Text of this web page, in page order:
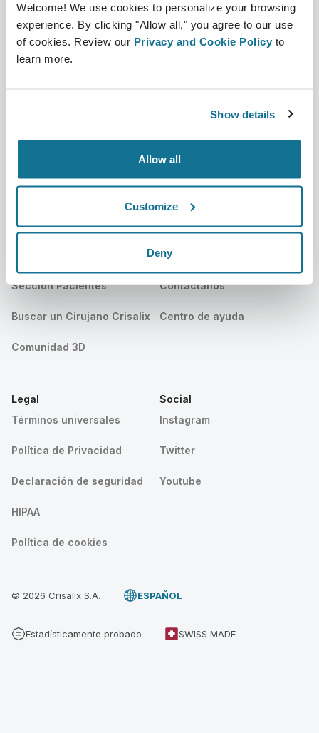
Welcome! We use cookies to personalize your browsing
experience. By clicking "Allow all," you agree to our use
of cookies. Review our Privacy and Cookie Policy to
learn more.
Show details
Allow all
Customize
Deny
Compañía
Sobre nosotros
Eventos
Cirujanos
Planes para cirujanos
Customer Stories
Sección Pacientes
Buscar un Cirujano Crisalix
Comunidad 3D
Contáctanos
Centro de ayuda
Legal
Términos universales
Política de Privacidad
Declaración de seguridad
HIPAA
Política de cookies
Social
Instagram
Twitter
Youtube
© 2026 Crisalix S.A. ESPAÑOL
Estadísticamente probado SWISS MADE